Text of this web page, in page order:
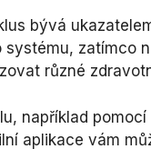
bývá
systému, zatímco
různé
například
aplikace vám